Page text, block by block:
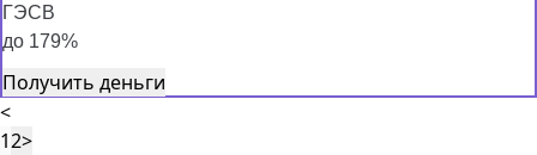
ГЭСВ
до 179%
Получить деньги
<
12>